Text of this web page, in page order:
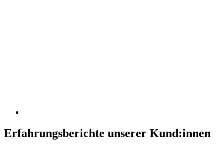
Erfahrungsberichte unserer Kund:innen